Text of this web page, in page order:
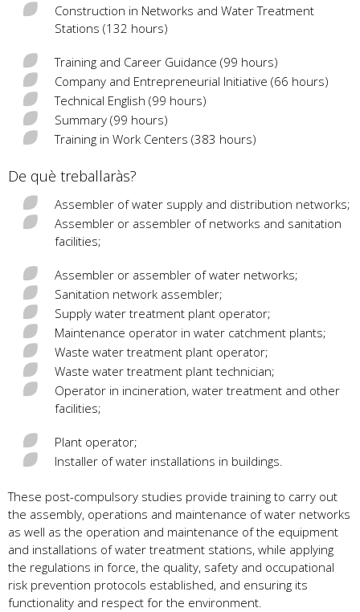
Construction in Networks and Water Treatment
Stations (132 hours)
Training and Career Guidance (99 hours)
Company and Entrepreneurial Initiative (66 hours)
Technical English (99 hours)
Summary (99 hours)
Training in Work Centers (383 hours)
De què treballaràs?
Assembler of water supply and distribution networks;
Assembler or assembler of networks and sanitation
facilities;
Assembler or assembler of water networks;
Sanitation network assembler;
Supply water treatment plant operator;
Maintenance operator in water catchment plants;
Waste water treatment plant operator;
Waste water treatment plant technician;
Operator in incineration, water treatment and other
facilities;
Plant operator;
Installer of water installations in buildings.
These post-compulsory studies provide training to carry out
the assembly, operations and maintenance of water networks
as well as the operation and maintenance of the equipment
and installations of water treatment stations, while applying
the regulations in force, the quality, safety and occupational
risk prevention protocols established, and ensuring its
functionality and respect for the environment.